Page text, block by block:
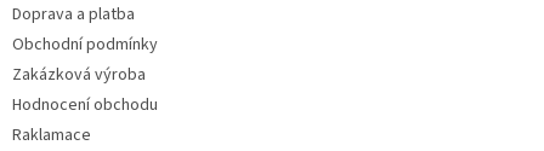
Doprava a platba
Obchodní podmínky
Zakázková výroba
Hodnocení obchodu
Raklamace